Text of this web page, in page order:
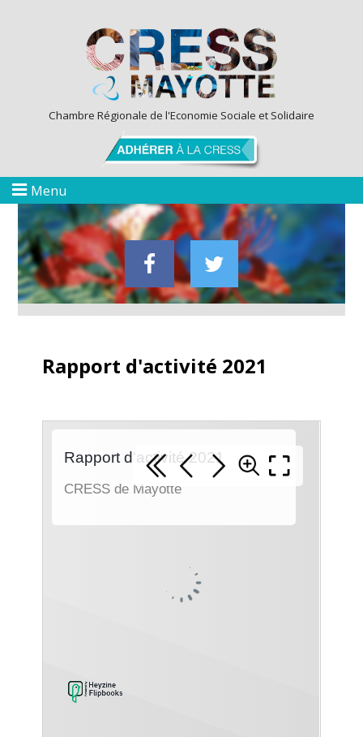
Chambre Régionale de l'Economie Sociale et Solidaire
Menu
Rapport d'activité 2021